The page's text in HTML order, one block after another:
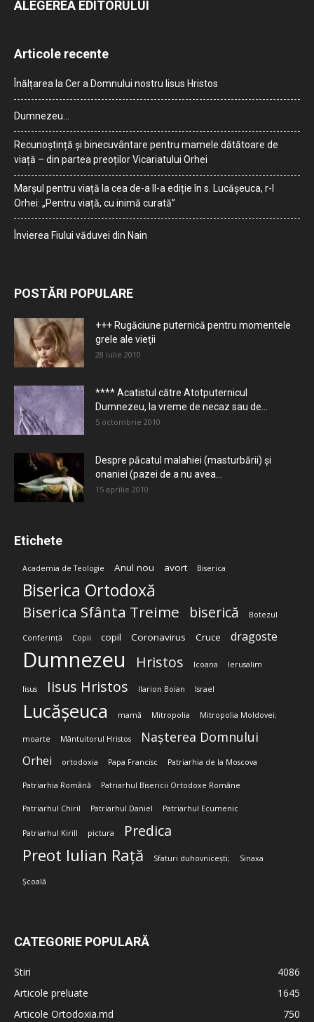
ALEGEREA EDITORULUI
Articole recente
Înălțarea la Cer a Domnului nostru Iisus Hristos
Dumnezeu…
Recunoștință și binecuvântare pentru mamele dătătoare de
viață – din partea preoților Vicariatului Orhei
Marșul pentru viață la cea de-a II-a ediție în s. Lucășeuca, r-l
Orhei: „Pentru viață, cu inimă curată”
Învierea Fiului văduvei din Nain
POSTĂRI POPULARE
+++ Rugăciune puternică pentru momentele
grele ale vieţii
28 iulie 2010
**** Acatistul către Atotputernicul
Dumnezeu, la vreme de necaz sau de...
5 octombrie 2010
Despre păcatul malahiei (masturbării) şi
onaniei (pazei de a nu avea...
15 aprilie 2010
Etichete
Academia de Teologie Anul nou avort Biserica
Biserica Ortodoxă
Biserica Sfânta Treime biserică Botezul
Conferință Copii copil Coronavirus Cruce dragoste
Dumnezeu Hristos Icoana Ierusalim
Iisus Iisus Hristos Ilarion Boian Israel
Lucășeuca mamă Mitropolia Mitropolia Moldovei;
moarte Mântuitorul Hristos Nașterea Domnului
Orhei ortodoxia Papa Francisc Patriarhia de la Moscova
Patriarhia Română Patriarhul Bisericii Ortodoxe Române
Patriarhul Chiril Patriarhul Daniel Patriarhul Ecumenic
Patriarhul Kirill pictura Predica
Preot Iulian Rață Sfaturi duhovnicești; Sinaxa
Școală
CATEGORIE POPULARĂ
Stiri
4086
Articole preluate
1645
Articole Ortodoxia.md
750